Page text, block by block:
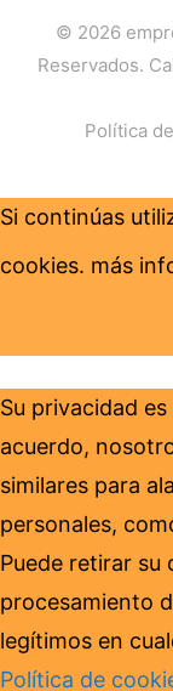
© 2026
Reservados.
Política
Si continúas
cookies. más
Su privacidad
acuerdo,
similares para
personales,
Puede retirar su
procesamiento
legítimos en
Política de